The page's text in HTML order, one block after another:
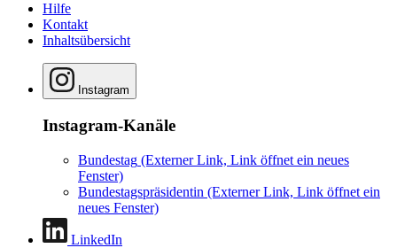
Hilfe
Kontakt
Inhaltsübersicht
Instagram
Instagram-Kanäle
Bundestag (Externer Link, Link öffnet ein neues
Fenster)
Bundestagspräsidentin (Externer Link, Link öffnet ein
neues Fenster)
LinkedIn